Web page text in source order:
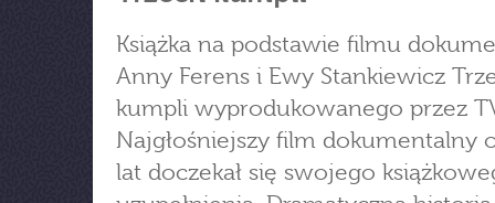
Książka na podstawie filmu
Anny Ferens i Ewy Stankiewicz
kumpli wyprodukowanego przez
Najgłośniejszy film dokumentalny
lat doczekał się swojego